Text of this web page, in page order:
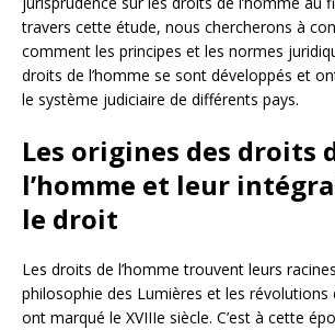
travers cette étude, nous chercherons à
comment les principes et les normes
droits de l’homme se sont développés et
le système judiciaire de différents pays.
Les origines des droits
l’homme et leur
le droit
Les droits de l’homme trouvent leurs
philosophie des Lumières et les révolutions
ont marqué le XVIIIe siècle. C’est à cette